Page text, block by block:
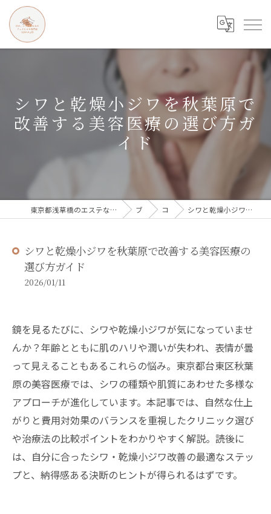
シワと乾燥小ジワを秋葉原で
改善する美容医療の選び方ガ
イド
東京都浅草橋のエステなら目の、シワとたるみのフェイシャル専門店 regalo ブログ コラム シワと乾燥小ジワを秋葉原で改善する美容医療の選び方ガイド
シワと乾燥小ジワを秋葉原で改善する美容医療の
選び方ガイド
2026/01/11
鏡を見るたびに、シワや乾燥小ジワが気になっていませ
んか？年齢とともに肌のハリや潤いが失われ、表情が曇
って見えることもあるこれらの悩み。東京都台東区秋葉
原の美容医療では、シワの種類や肌質にあわせた多様な
アプローチが進化しています。本記事では、自然な仕上
がりと費用対効果のバランスを重視したクリニック選び
や治療法の比較ポイントをわかりやすく解説。読後に
は、自分に合ったシワ・乾燥小ジワ改善の最適なステッ
プと、納得感ある決断のヒントが得られるはずです。